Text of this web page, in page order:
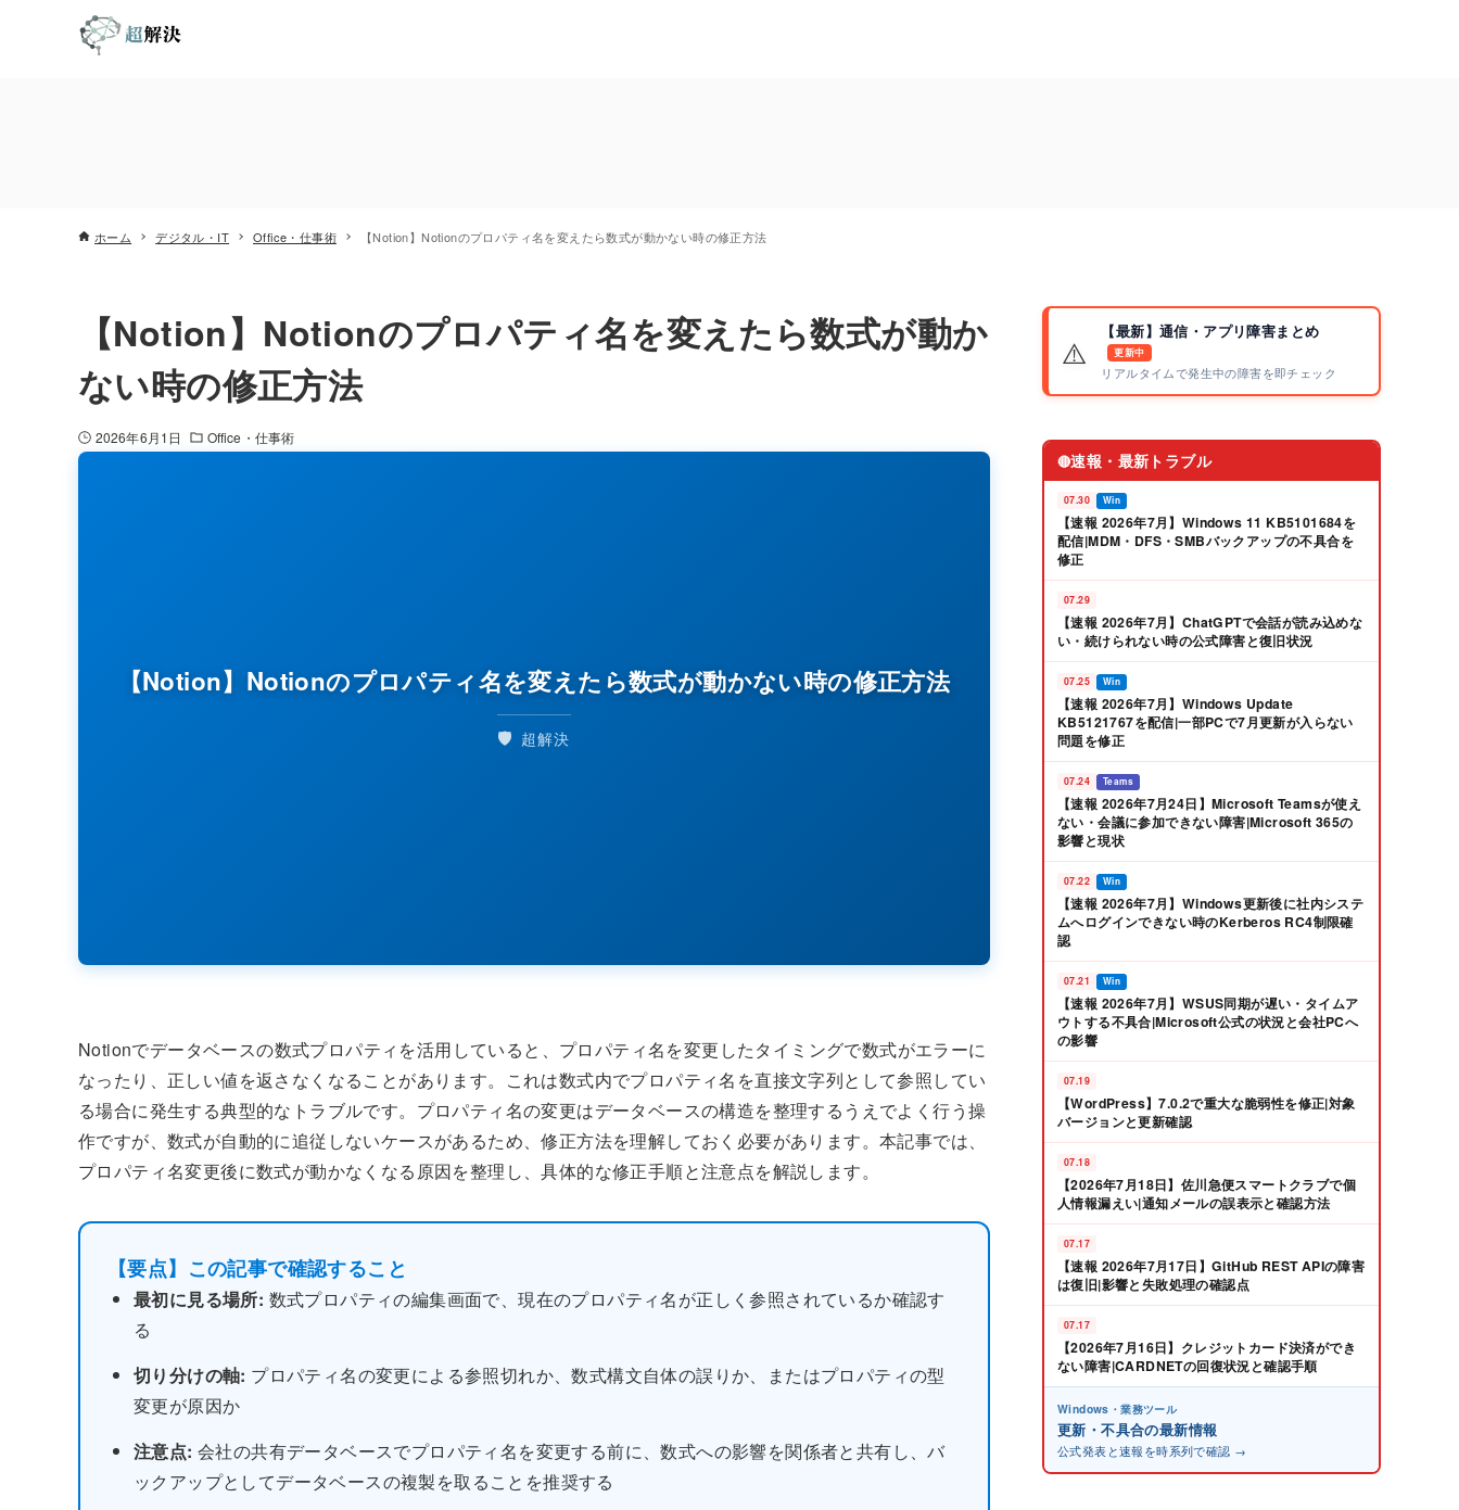
ホーム デジタル・IT Office・仕事術 【Notion】Notionのプロパティ名を変えたら数式が動かない時の修正方法
【Notion】Notionのプロパティ名を変えたら数式が動か
ない時の修正方法
2026年6月1日 Office・仕事術
【Notion】Notionのプロパティ名を変えたら数式が動かない時の修正方法
🛡️ 超解決
Notionでデータベースの数式プロパティを活用していると、プロパティ名を変更したタイミングで数式がエラーに
なったり、正しい値を返さなくなることがあります。これは数式内でプロパティ名を直接文字列として参照してい
る場合に発生する典型的なトラブルです。プロパティ名の変更はデータベースの構造を整理するうえでよく行う操
作ですが、数式が自動的に追従しないケースがあるため、修正方法を理解しておく必要があります。本記事では、
プロパティ名変更後に数式が動かなくなる原因を整理し、具体的な修正手順と注意点を解説します。
【要点】この記事で確認すること
最初に見る場所: 数式プロパティの編集画面で、現在のプロパティ名が正しく参照されているか確認す
る
切り分けの軸: プロパティ名の変更による参照切れか、数式構文自体の誤りか、またはプロパティの型
変更が原因か
注意点: 会社の共有データベースでプロパティ名を変更する前に、数式への影響を関係者と共有し、バ
ックアップとしてデータベースの複製を取ることを推奨する
⚠️ 【最新】通信・アプリ障害まとめ
更新中
リアルタイムで発生中の障害を即チェック
🔴速報・最新トラブル
07.30 Win
【速報 2026年7月】Windows 11 KB5101684を
配信|MDM・DFS・SMBバックアップの不具合を
修正
07.29
【速報 2026年7月】ChatGPTで会話が読み込めな
い・続けられない時の公式障害と復旧状況
07.25 Win
【速報 2026年7月】Windows Update
KB5121767を配信|一部PCで7月更新が入らない
問題を修正
07.24 Teams
【速報 2026年7月24日】Microsoft Teamsが使え
ない・会議に参加できない障害|Microsoft 365の
影響と現状
07.22 Win
【速報 2026年7月】Windows更新後に社内システ
ムへログインできない時のKerberos RC4制限確
認
07.21 Win
【速報 2026年7月】WSUS同期が遅い・タイムア
ウトする不具合|Microsoft公式の状況と会社PCへ
の影響
07.19
【WordPress】7.0.2で重大な脆弱性を修正|対象
バージョンと更新確認
07.18
【2026年7月18日】佐川急便スマートクラブで個
人情報漏えい|通知メールの誤表示と確認方法
07.17
【速報 2026年7月17日】GitHub REST APIの障害
は復旧|影響と失敗処理の確認点
07.17
【2026年7月16日】クレジットカード決済ができ
ない障害|CARDNETの回復状況と確認手順
Windows・業務ツール
更新・不具合の最新情報
公式発表と速報を時系列で確認 →